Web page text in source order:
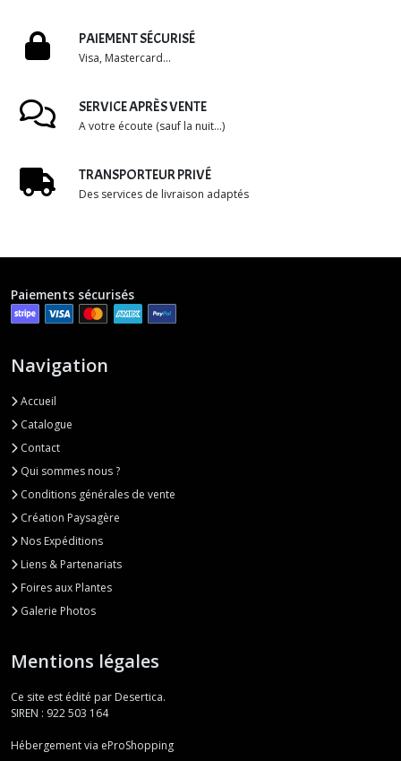
PAIEMENT SÉCURISÉ
Visa, Mastercard...
SERVICE APRÈS VENTE
A votre écoute (sauf la nuit...)
TRANSPORTEUR PRIVÉ
Des services de livraison adaptés
Paiements sécurisés
Navigation
Accueil
Catalogue
Contact
Qui sommes nous ?
Conditions générales de vente
Création Paysagère
Nos Expéditions
Liens & Partenariats
Foires aux Plantes
Galerie Photos
Mentions légales
Ce site est édité par Desertica.
SIREN : 922 503 164
Hébergement via eProShopping